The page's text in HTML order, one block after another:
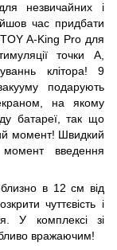
незвичайних і
час придбати
A-King Pro для
точки А,
клітора! 9
подарують
на якому
батареї, так що
момент! Швидкий
момент введення
в 12 см від
чуттєвість і
У комплексі зі
вражаючим!